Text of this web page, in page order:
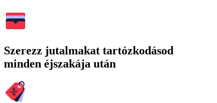
Szerezz jutalmakat tartózkodásod
minden éjszakája után